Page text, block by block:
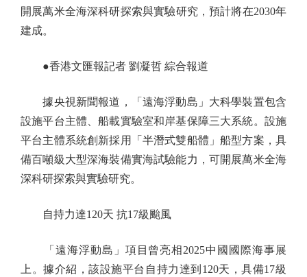
開展萬米全海深科研探索與實驗研究，預計將在2030年
建成。
●香港文匯報記者 劉凝哲 綜合報道
據央視新聞報道，「遠海浮動島」大科學裝置包含
設施平台主體、船載實驗室和岸基保障三大系統。設施
平台主體系統創新採用「半潛式雙船體」船型方案，具
備百噸級大型深海裝備實海試驗能力，可開展萬米全海
深科研探索與實驗研究。
自持力達120天 抗17級颱風
「遠海浮動島」項目曾亮相2025中國國際海事展
上。據介紹，該設施平台自持力達到120天，具備17級